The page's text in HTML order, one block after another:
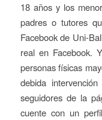
18 años y los
padres o tutores
Facebook de Uni-
real en Facebook.
personas físicas
debida
seguidores de la
cuente con un